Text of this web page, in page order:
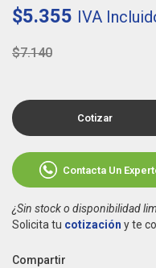
$5.355 IVA
$7.140
Cotizar
Contacta Un
¿Sin stock o disponibilidad
Solicita tu cotización y te
Compartir